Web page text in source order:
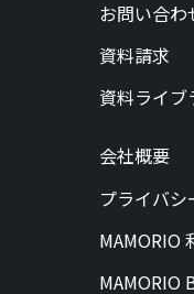
お問い合わ
資料請求
資料ライブ
会社概要
プライバシ
MAMORIO
MAMORIO